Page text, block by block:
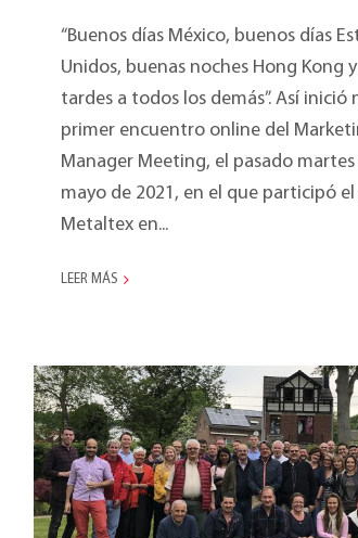
“Buenos días México, buenos días
Unidos, buenas noches Hong Kong
tardes a todos los demás”. Así inició
primer encuentro online del
Manager Meeting, el pasado martes
mayo de 2021, en el que participó
Metaltex en...
LEER MÁS